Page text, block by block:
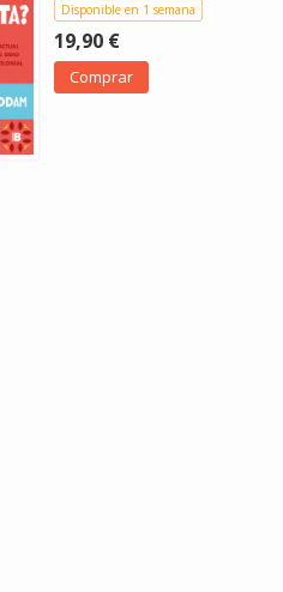
Disponible en 1 semana
19,90 €
Comprar